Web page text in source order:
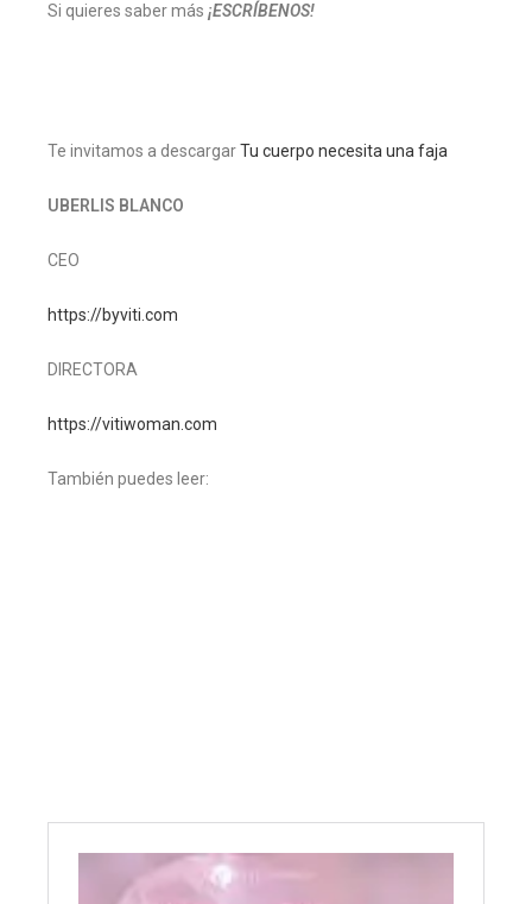
Si quieres saber más ¡ESCRÍBENOS!
Te invitamos a descargarTu cuerpo necesita una faja
UBERLIS BLANCO
CEO
https://byviti.com
DIRECTORA
https://vitiwoman.com
También puedes leer: